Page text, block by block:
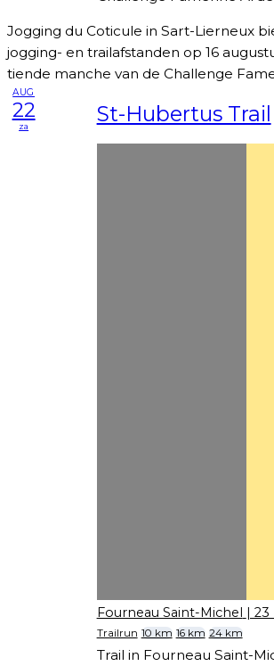
Jogging du Coticule in Sart-Lierneux
jogging- en trailafstanden op 16
tiende manche van de Challenge
AUG
22
za St-Hubertus Trail
Fourneau Saint-Michel |
Trailrun 10 km 16 km 24 km
Trail in Fourneau Saint-